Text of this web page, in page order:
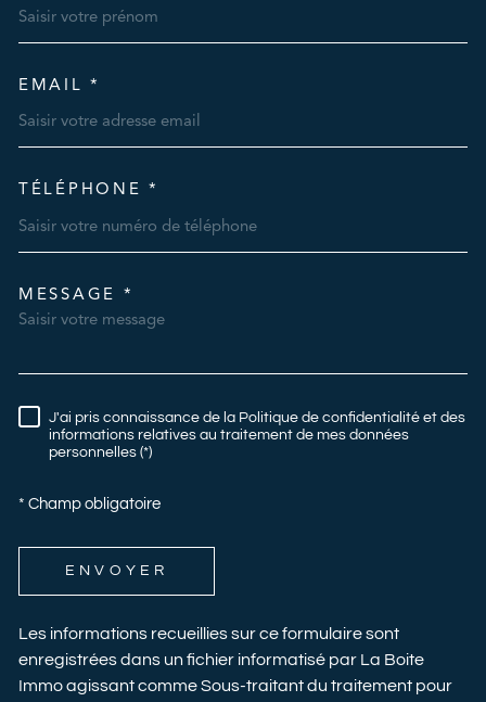
EMAIL *
TÉLÉPHONE *
MESSAGE *
RÈGLEMENTATION
J'ai pris connaissance de la Politique de confidentialité et des
informations relatives au traitement de mes données
personnelles (*)
* Champ obligatoire
ENVOYER
Les informations recueillies sur ce formulaire sont
enregistrées dans un fichier informatisé par La Boite
Immo agissant comme Sous-traitant du traitement pour